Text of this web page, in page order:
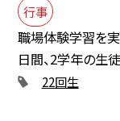
行事
職場体験学習を実
日間、2学年の生
22回生